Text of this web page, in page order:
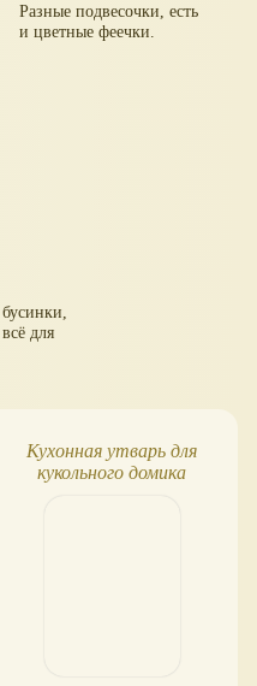
Разные подвесочки, есть
и цветные феечки.
для
Кухонная утварь для
кукольного домика